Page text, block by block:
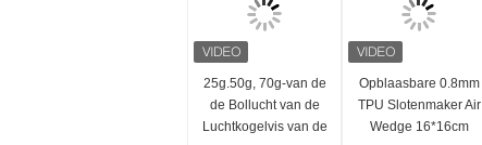
25g.50g, 70g-van de
de Bollucht van de
Luchtkogelvis van de
Opblaasbare 0.8mm
TPU Slotenmaker Air
Wedge 16*16cm